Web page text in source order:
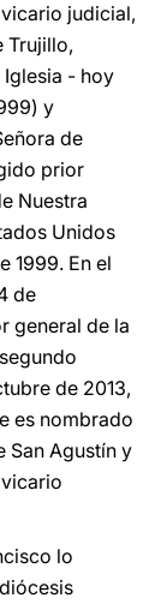
judicial,
Trujillo,
- hoy
y
de
prior
Nuestra
Unidos
1999. En el
de
general de la
de 2013,
es nombrado
San Agustín y
lo